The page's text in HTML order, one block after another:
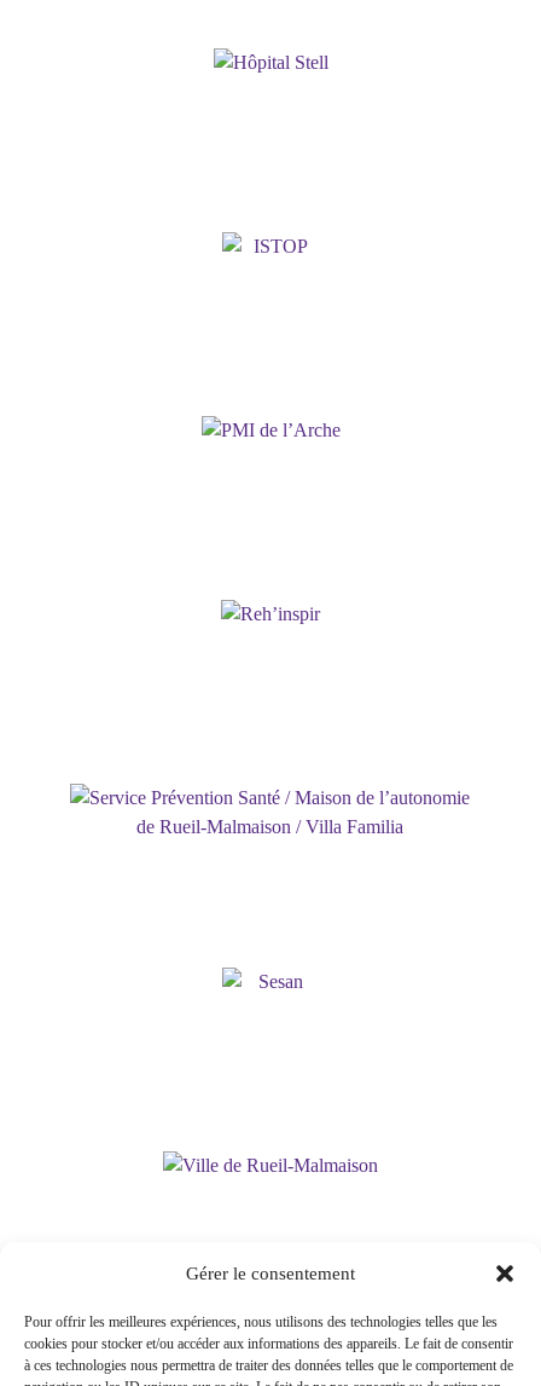
Gérer le consentement
Pour offrir les meilleures expériences, nous utilisons des technologies telles que les
cookies pour stocker et/ou accéder aux informations des appareils. Le fait de consentir
à ces technologies nous permettra de traiter des données telles que le comportement de
15 rue Eugène Saccomano 92500 RUEIL-